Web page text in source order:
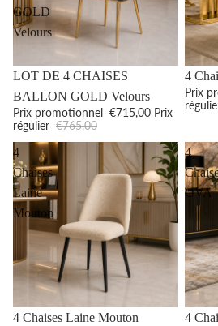
GOLD
Velours
Promotion
LOT DE 4 CHAISES
BALLON GOLD Velours
Prix promotionnel €715,00 Prix
régulier €765,00
4
Prix
4
Chaises
Laine
Mouton
Promotion
4 Chaises Laine Mouton
4
OVA
4